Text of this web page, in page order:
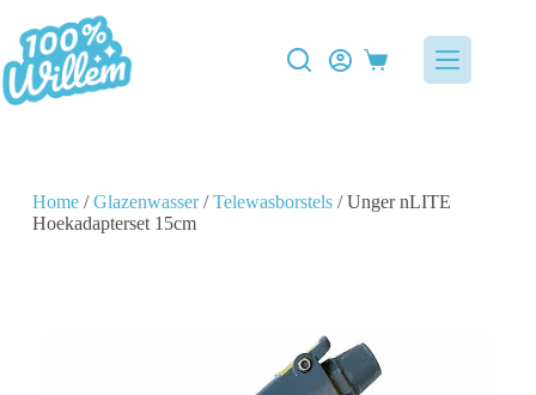
Home/Glazenwasser/Telewasborstels/ Unger nLITE
Hoekadapterset 15cm